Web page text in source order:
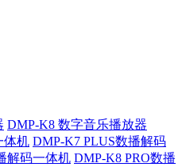
DMP-K8 数字音乐播放器
体机 DMP-K7 PLUS数播解码
解码一体机 DMP-K8 PRO数播